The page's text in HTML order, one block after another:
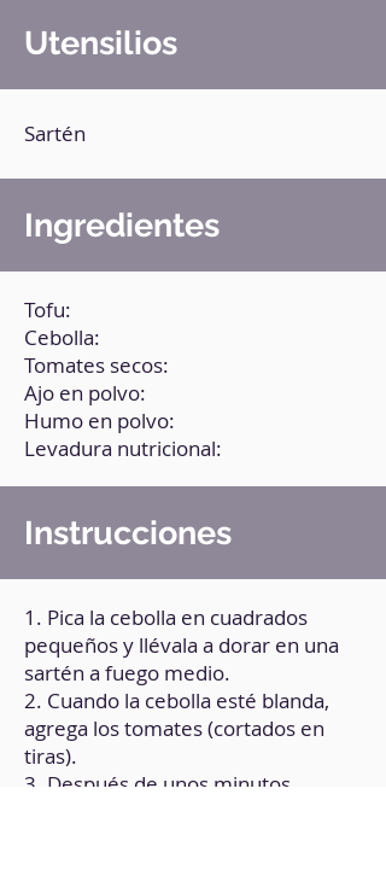
Utensilios
Sartén
Ingredientes
Tofu:
Cebolla:
Tomates secos:
Ajo en polvo:
Humo en polvo:
Levadura nutricional:
Instrucciones
1. Pica la cebolla en cuadrados
pequeños y llévala a dorar en una
sartén a fuego medio.
2. Cuando la cebolla esté blanda,
agrega los tomates (cortados en
tiras).
3. Después de unos minutos,